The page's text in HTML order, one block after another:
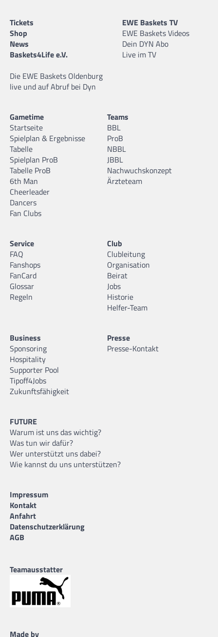
Tickets
Shop
News
Baskets4Life e.V.
Die EWE Baskets Oldenburg
live und auf Abruf bei Dyn
EWE Baskets TV
EWE Baskets Videos
Dein DYN Abo
Live im TV
Gametime
Startseite
Spielplan & Ergebnisse
Tabelle
Spielplan ProB
Tabelle ProB
6th Man
Cheerleader
Dancers
Fan Clubs
Teams
BBL
ProB
NBBL
JBBL
Nachwuchskonzept
Ärzteteam
Service
FAQ
Fanshops
FanCard
Glossar
Regeln
Club
Clubleitung
Organisation
Beirat
Jobs
Historie
Helfer-Team
Business
Sponsoring
Hospitality
Supporter Pool
Tipoff4Jobs
Zukunftsfähigkeit
Presse
Presse-Kontakt
FUTURE
Warum ist uns das wichtig?
Was tun wir dafür?
Wer unterstützt uns dabei?
Wie kannst du uns unterstützen?
Impressum
Kontakt
Anfahrt
Datenschutzerklärung
AGB
Teamausstatter
Made by